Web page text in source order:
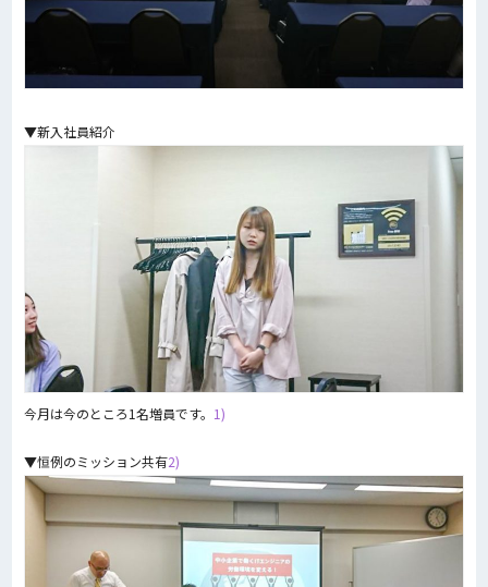
▼新入社員紹介
今月は今のところ1名増員です。 1)
▼恒例のミッション共有2)